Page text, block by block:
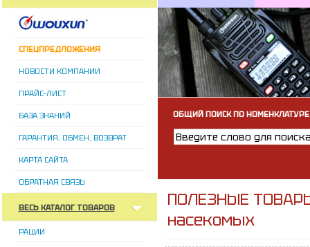
СПЕЦПРЕДЛОЖЕНИЯ
НОВОСТИ КОМПАНИИ
ПРАЙС-ЛИСТ
БАЗА ЗНАНИЙ
ГАРАНТИЯ, ОБМЕН, ВОЗВРАТ
КАРТА САЙТА
ОБРАТНАЯ СВЯЗЬ
ВЕСЬ КАТАЛОГ ТОВАРОВ
РАЦИИ
ОБЩИЙ ПОИСК ПО НОМЕНКЛАТУРЕ
ПОЛЕЗНЫЕ
насекомых